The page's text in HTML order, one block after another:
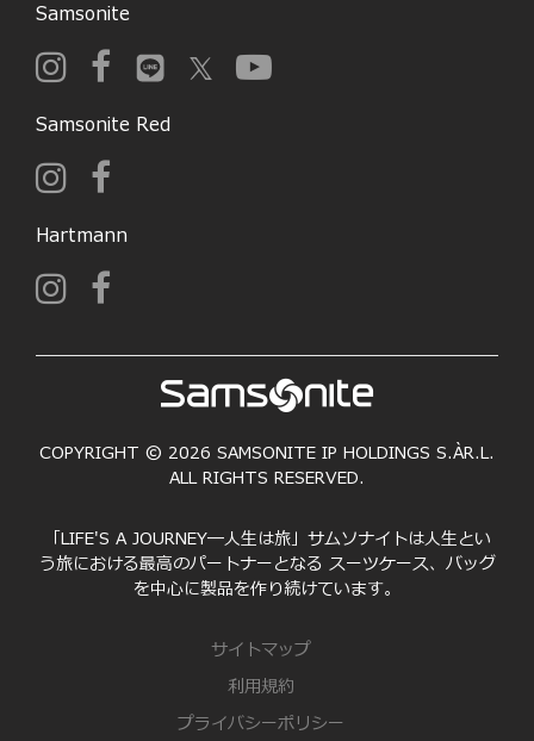
Samsonite
Samsonite Red
Hartmann
COPYRIGHT © 2026 SAMSONITE IP HOLDINGS S.ÀR.L.
ALL RIGHTS RESERVED.
「LIFE'S A JOURNEY―人生は旅」サムソナイトは人生とい
う旅における最高のパートナーとなる スーツケース、バッグ
を中心に製品を作り続けています。
サイトマップ
利用規約
プライバシーポリシー